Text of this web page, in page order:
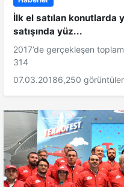
İlk el satılan konutlarda
satışında yüz...
2017’de gerçekleşen
314
07.03.20186,250